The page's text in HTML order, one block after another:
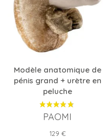
Modèle anatomique de
pénis grand + urètre en
peluche
PAOMI
Prix
129 €